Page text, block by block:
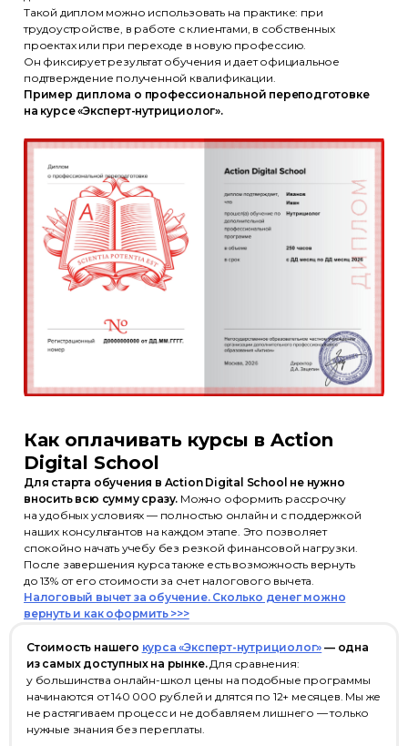
Такой диплом можно использовать на практике: при
трудоустройстве, в работе с клиентами, в собственных
проектах или при переходе в новую профессию.
Он фиксирует результат обучения и дает официальное
подтверждение полученной квалификации.
Пример диплома о профессиональной переподготовке
на курсе «Эксперт-нутрициолог».
Как оплачивать курсы в Action
Digital School
Для старта обучения в Action Digital School не нужно
вносить всю сумму сразу. Можно оформить рассрочку
на удобных условиях — полностью онлайн и с поддержкой
наших консультантов на каждом этапе. Это позволяет
спокойно начать учебу без резкой финансовой нагрузки.
После завершения курса также есть возможность вернуть
до 13% от его стоимости за счет налогового вычета.
Налоговый вычет за обучение. Сколько денег можно
вернуть и как оформить >>>
Стоимость нашего курса «Эксперт-нутрициолог» — одна
из самых доступных на рынке.Для сравнения:
у большинства онлайн-школ цены на подобные программы
начинаются от 140 000 рублей и длятся по 12+ месяцев. Мы же
не растягиваем процесс и не добавляем лишнего — только
нужные знания без переплаты.
Эксперты Партнеры Отзывы
+7 (495) 788-53-26
ООО «Актион-Диджитал» г. Москва,
1-й Земельный переулок, 1
Лицензия
© ООО «Актион-Диджитал»,
2026 г. Все права защищены
Информация на сайте носит
информационный характер
и не является публичной офертой
(ст. 437 ГК РФ)
Условия акции с OZON и Xiaomi